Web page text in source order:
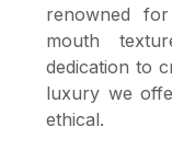
renowned
mouth
dedication to
luxury we
ethical.